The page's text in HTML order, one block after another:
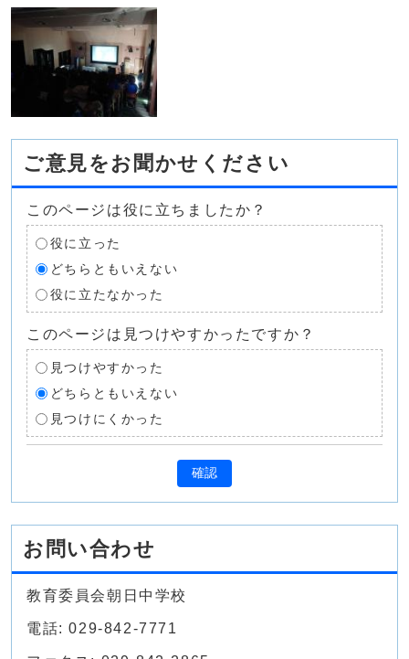
ご意見をお聞かせください
このページは役に立ちましたか？
役に立った
どちらともいえない
役に立たなかった
このページは見つけやすかったですか？
見つけやすかった
どちらともいえない
見つけにくかった
確認
お問い合わせ
教育委員会朝日中学校
電話: 029-842-7771